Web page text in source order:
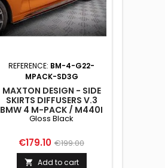
REFERENCE: BM-4-G22-
MPACK-SD3G
MAXTON DESIGN - SIDE
SKIRTS DIFFUSERS V.3
BMW 4 M-PACK / M440I
G22 / G23 / G22 FACELIFT
BLACK
Gloss Black
Price
€179.10 Regular
price
€199.00
 Add to cart